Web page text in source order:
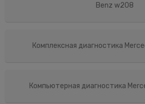
Benz w208
Комплексная диагностика
Компьютерная диагностика